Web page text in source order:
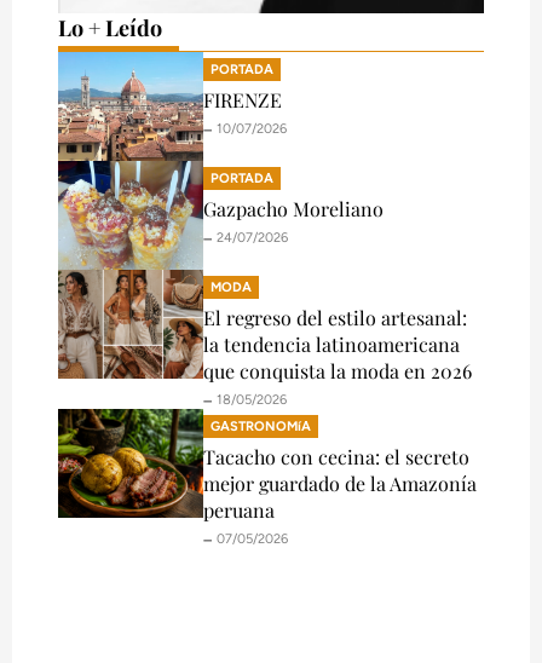
Lo + Leído
PORTADA
FIRENZE
🗕️ 10/07/2026
PORTADA
Gazpacho Moreliano
🗕️ 24/07/2026
MODA
El regreso del estilo artesanal:
la tendencia latinoamericana
que conquista la moda en 2026
🗕️ 18/05/2026
GASTRONOMíA
Tacacho con cecina: el secreto
mejor guardado de la Amazonía
peruana
🗕️ 07/05/2026